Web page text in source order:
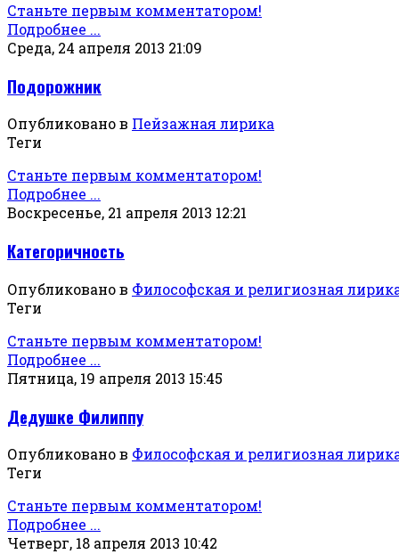
Станьте первым комментатором!
Подробнее ...
Среда, 24 апреля 2013 21:09
Подорожник
Опубликовано в Пейзажная лирика
Теги
Станьте первым комментатором!
Подробнее ...
Воскресенье, 21 апреля 2013 12:21
Категоричность
Опубликовано в Философская и религиозная
Теги
Станьте первым комментатором!
Подробнее ...
Пятница, 19 апреля 2013 15:45
Дедушке Филиппу
Опубликовано в Философская и религиозная
Теги
Станьте первым комментатором!
Подробнее ...
Четверг, 18 апреля 2013 10:42